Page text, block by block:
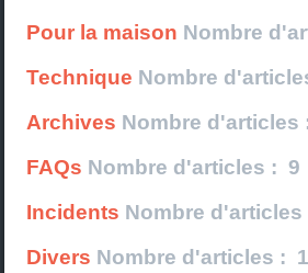
Pour la maison Nombre
Technique Nombre
Archives Nombre d'articles
FAQs Nombre d'articles : 9
Incidents Nombre
Divers Nombre d'articles : 1